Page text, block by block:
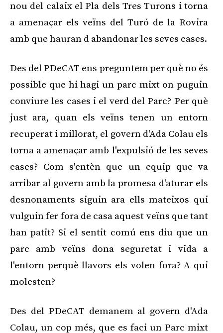
nou del calaix el Pla dels Tres Turons i torna
a amenaçar els veïns del Turó de la Rovira
amb que hauran d abandonar les seves cases.
Des del PDeCAT ens preguntem per què no és
possible que hi hagi un parc mixt on puguin
conviure les cases i el verd del Parc? Per què
just ara, quan els veïns tenen un entorn
recuperat i millorat, el govern d'Ada Colau els
torna a amenaçar amb l'expulsió de les seves
cases? Com s'entèn que un equip que va
arribar al govern amb la promesa d'aturar els
desnonaments siguin ara ells mateixos qui
vulguin fer fora de casa aquest veïns que tant
han patit? Si el sentit comú ens diu que un
parc amb veïns dona seguretat i vida a
l'entorn perquè llavors els volen fora? A qui
molesten?
Des del PDeCAT demanem al govern d'Ada
Colau, un cop més, que es faci un Parc mixt